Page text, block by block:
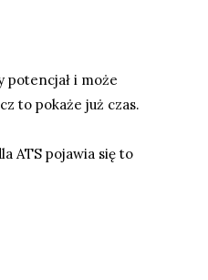
potencjał i może
to pokaże już czas.
ATS pojawia się to